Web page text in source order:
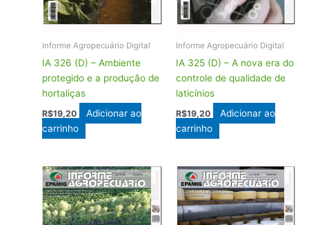
Informe Agropecuário Digital
IA 326 (D) – Ambiente
protegido e a produção de
hortaliças
R$19,20
Adicionar ao
carrinho
Informe Agropecuário Digital
IA 325 (D) – A nova era do
controle de qualidade de
laticínios
R$19,20
Adicionar ao
carrinho